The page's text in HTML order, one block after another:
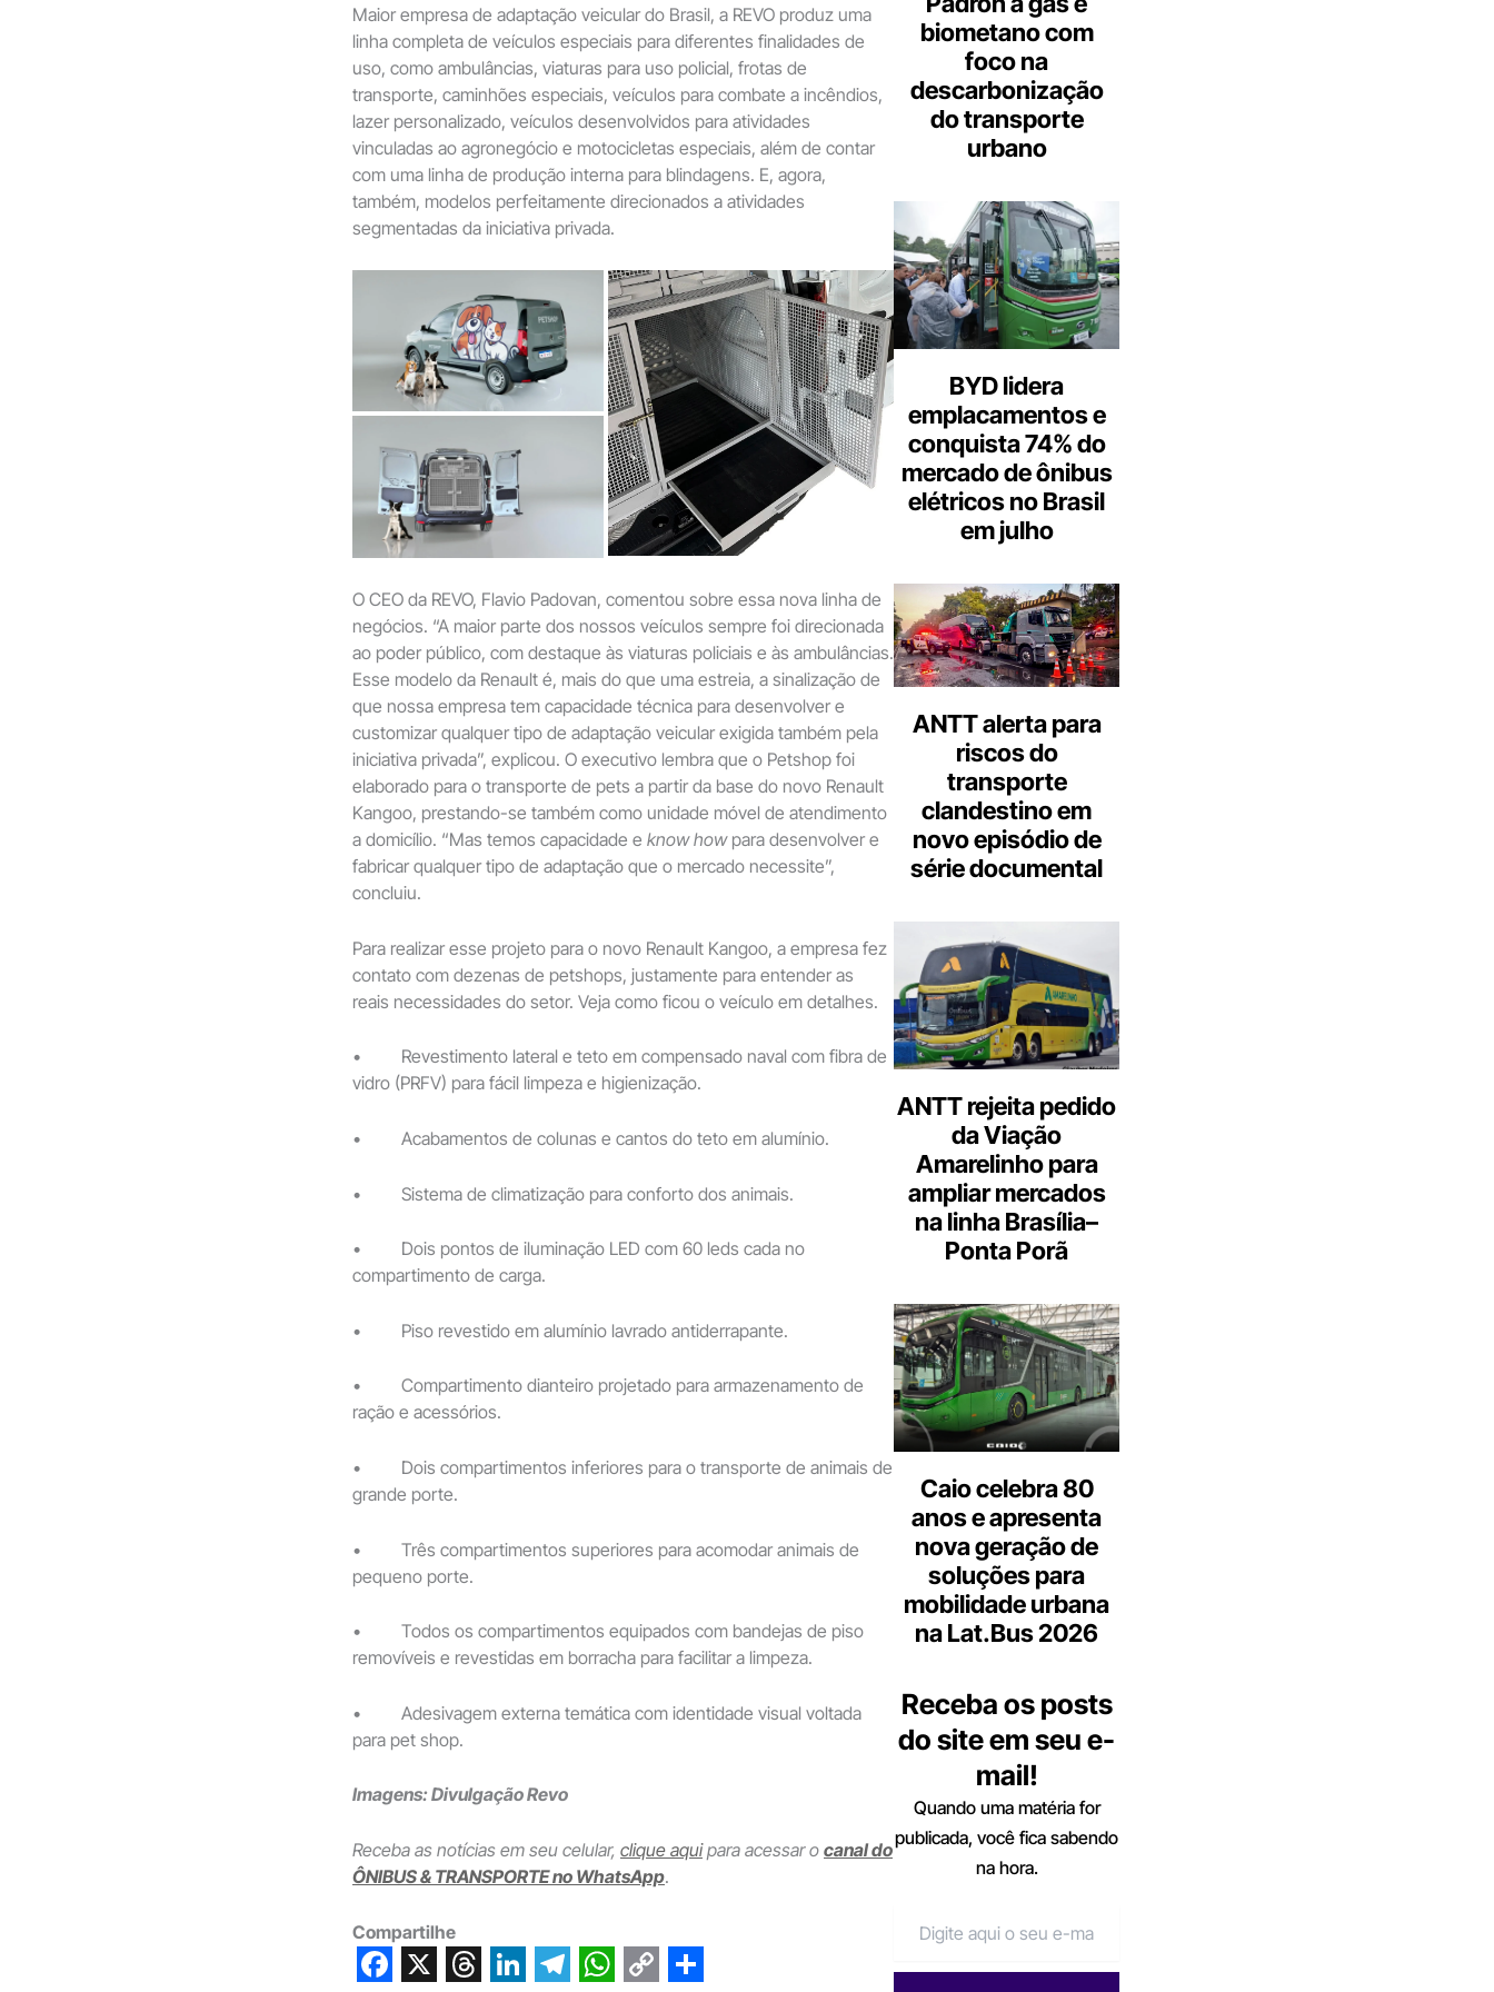
Maior empresa de adaptação veicular do Brasil, a REVO produz uma
linha completa de veículos especiais para diferentes finalidades de
uso, como ambulâncias, viaturas para uso policial, frotas de
transporte, caminhões especiais, veículos para combate a incêndios,
lazer personalizado, veículos desenvolvidos para atividades
vinculadas ao agronegócio e motocicletas especiais, além de contar
com uma linha de produção interna para blindagens. E, agora,
também, modelos perfeitamente direcionados a atividades
segmentadas da iniciativa privada.
O CEO da REVO, Flavio Padovan, comentou sobre essa nova linha de
negócios. “A maior parte dos nossos veículos sempre foi direcionada
ao poder público, com destaque às viaturas policiais e às ambulâncias.
Esse modelo da Renault é, mais do que uma estreia, a sinalização de
que nossa empresa tem capacidade técnica para desenvolver e
customizar qualquer tipo de adaptação veicular exigida também pela
iniciativa privada”, explicou. O executivo lembra que o Petshop foi
elaborado para o transporte de pets a partir da base do novo Renault
Kangoo, prestando-se também como unidade móvel de atendimento
a domicílio. “Mas temos capacidade e know howpara desenvolver e
fabricar qualquer tipo de adaptação que o mercado necessite”,
concluiu.
Para realizar esse projeto para o novo Renault Kangoo, a empresa fez
contato com dezenas de petshops, justamente para entender as
reais necessidades do setor. Veja como ficou o veículo em detalhes.
• Revestimento lateral e teto em compensado naval com fibra de
vidro (PRFV) para fácil limpeza e higienização.
• Acabamentos de colunas e cantos do teto em alumínio.
• Sistema de climatização para conforto dos animais.
• Dois pontos de iluminação LED com 60 leds cada no
compartimento de carga.
• Piso revestido em alumínio lavrado antiderrapante.
• Compartimento dianteiro projetado para armazenamento de
ração e acessórios.
• Dois compartimentos inferiores para o transporte de animais de
grande porte.
• Três compartimentos superiores para acomodar animais de
pequeno porte.
• Todos os compartimentos equipados com bandejas de piso
removíveis e revestidas em borracha para facilitar a limpeza.
• Adesivagem externa temática com identidade visual voltada
para pet shop.
Imagens: Divulgação Revo
Receba as notícias em seu celular, clique aquipara acessar o canal do
ÔNIBUS & TRANSPORTE no WhatsApp.
Compartilhe
biometano com
foco na
descarbonização
do transporte
urbano
BYD lidera
emplacamentos e
conquista 74% do
mercado de ônibus
elétricos no Brasil
em julho
ANTT alerta para
riscos do
transporte
clandestino em
novo episódio de
série documental
ANTT rejeita pedido
da Viação
Amarelinho para
ampliar mercados
na linha Brasília–
Ponta Porã
Caio celebra 80
anos e apresenta
nova geração de
soluções para
mobilidade urbana
na Lat.Bus 2026
Receba os posts
do site em seu e-
mail!
Quando uma matéria for
publicada, você fica sabendo
na hora.